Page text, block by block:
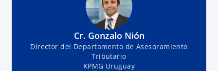
Cr. Gonzalo Nión
Director del Departamento de Asesoramiento
Tributario
KPMG Uruguay